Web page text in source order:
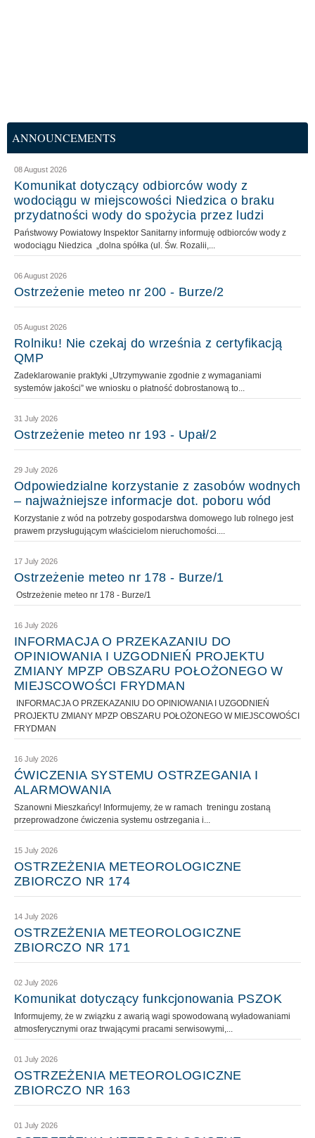
ANNOUNCEMENTS
08 August 2026
Komunikat dotyczący odbiorców wody z
wodociągu w miejscowości Niedzica o braku
przydatności wody do spożycia przez ludzi
Państwowy Powiatowy Inspektor Sanitarny informuję odbiorców wody z
wodociągu Niedzica „dolna spółka (ul. Św. Rozalii,...
06 August 2026
Ostrzeżenie meteo nr 200 - Burze/2
05 August 2026
Rolniku! Nie czekaj do września z certyfikacją
QMP
Zadeklarowanie praktyki „Utrzymywanie zgodnie z wymaganiami
systemów jakości” we wniosku o płatność dobrostanową to...
31 July 2026
Ostrzeżenie meteo nr 193 - Upał/2
29 July 2026
Odpowiedzialne korzystanie z zasobów wodnych
– najważniejsze informacje dot. poboru wód
Korzystanie z wód na potrzeby gospodarstwa domowego lub rolnego jest
prawem przysługującym właścicielom nieruchomości....
17 July 2026
Ostrzeżenie meteo nr 178 - Burze/1
Ostrzeżenie meteo nr 178 - Burze/1
16 July 2026
INFORMACJA O PRZEKAZANIU DO
OPINIOWANIA I UZGODNIEŃ PROJEKTU
ZMIANY MPZP OBSZARU POŁOŻONEGO W
MIEJSCOWOŚCI FRYDMAN
INFORMACJA O PRZEKAZANIU DO OPINIOWANIA I UZGODNIEŃ
PROJEKTU ZMIANY MPZP OBSZARU POŁOŻONEGO W MIEJSCOWOŚCI
FRYDMAN
16 July 2026
ĆWICZENIA SYSTEMU OSTRZEGANIA I
ALARMOWANIA
Szanowni Mieszkańcy! Informujemy, że w ramach treningu zostaną
przeprowadzone ćwiczenia systemu ostrzegania i...
15 July 2026
OSTRZEŻENIA METEOROLOGICZNE
ZBIORCZO NR 174
14 July 2026
OSTRZEŻENIA METEOROLOGICZNE
ZBIORCZO NR 171
02 July 2026
Komunikat dotyczący funkcjonowania PSZOK
Informujemy, że w związku z awarią wagi spowodowaną wyładowaniami
atmosferycznymi oraz trwającymi pracami serwisowymi,...
01 July 2026
OSTRZEŻENIA METEOROLOGICZNE
ZBIORCZO NR 163
01 July 2026